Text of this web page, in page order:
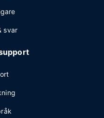
svar